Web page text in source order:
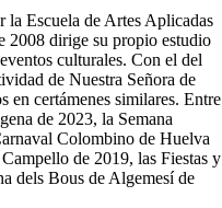
Escuela de Artes Aplicadas
2008 dirige su propio estudio
culturales. Con el del
de Nuestra Señora de
en certámenes similares. Entre
de 2023, la Semana
Colombino de Huelva
de 2019, las Fiestas y
dels Bous de Algemesí de